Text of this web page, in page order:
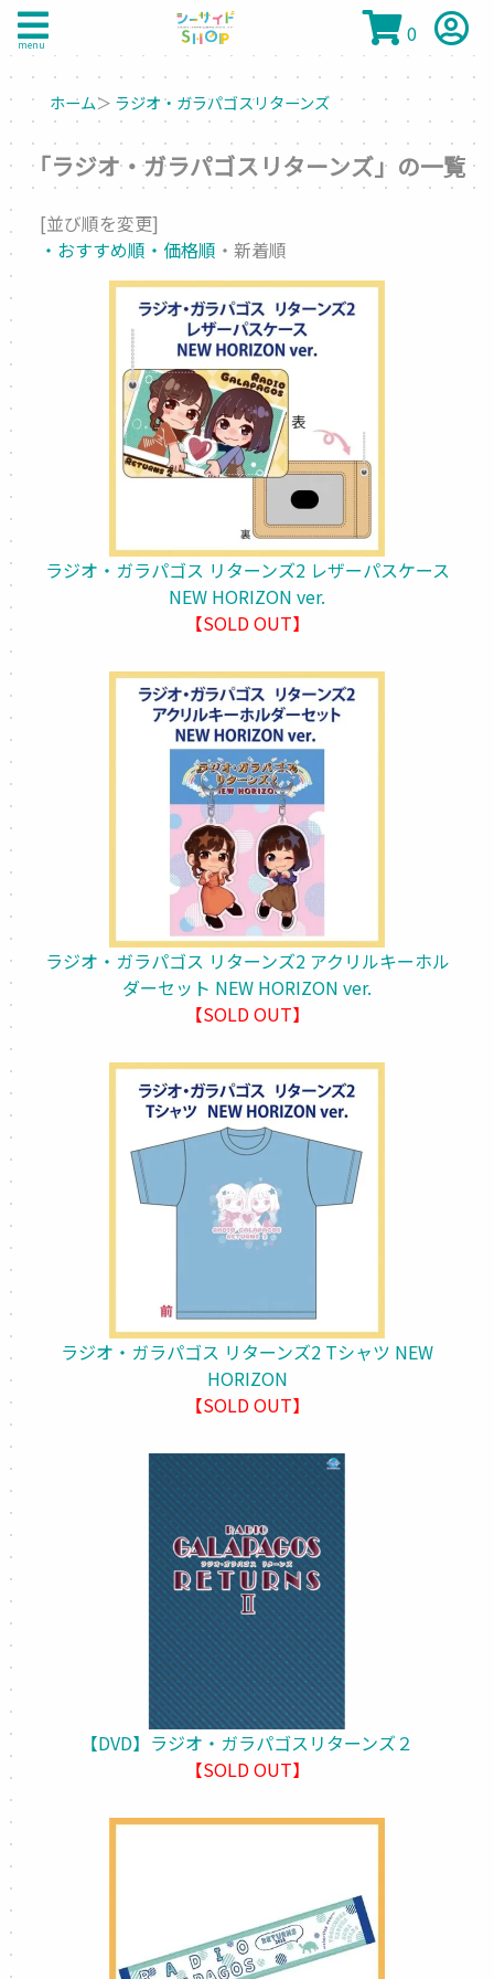
menu 0
ホーム＞ ラジオ・ガラパゴスリターンズ
「ラジオ・ガラパゴスリターンズ」の一覧
[並び順を変更]
・おすすめ順 ・価格順 ・新着順
ラジオ・ガラパゴス リターンズ2 レザーパスケース
NEW HORIZON ver.
【SOLD OUT】
ラジオ・ガラパゴス リターンズ2 アクリルキーホル
ダーセット NEW HORIZON ver.
【SOLD OUT】
ラジオ・ガラパゴス リターンズ2 Tシャツ NEW
HORIZON
【SOLD OUT】
【DVD】ラジオ・ガラパゴスリターンズ２
【SOLD OUT】